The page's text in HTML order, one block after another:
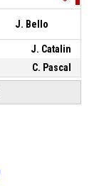
J. Bello
J. Catalin
C. Pascal